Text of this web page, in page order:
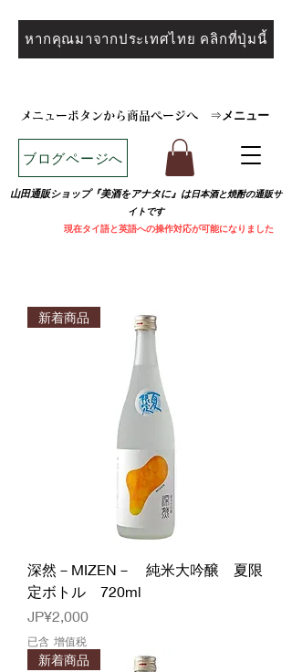
หากคุณมาจากประเทศไทย คลิกที่ปุ่มนี้
メニューボタンから商品ページへ ⇒ メニュー
ブログページへ
山田通販ショップ『美酒をアナタに』は日本酒と焼酎の通販サ
イトです
現在タイ語と英語への操作対応が可能になりました
新着商品
深然－MIZEN－ 純米大吟醸 夏限
定ボトル 720ml
價格
JP¥2,000
已含 增值税
新着商品